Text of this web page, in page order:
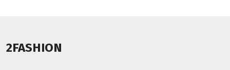
2FASHION